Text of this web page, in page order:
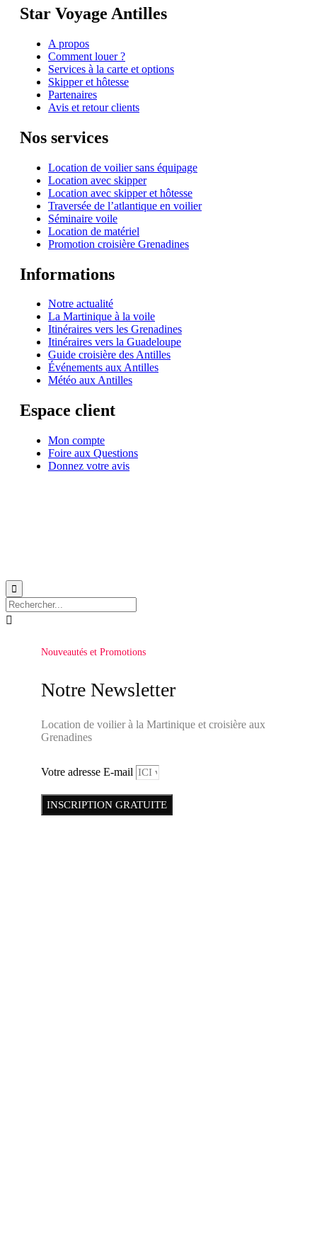
Star Voyage Antilles
A propos
Comment louer ?
Services à la carte et options
Skipper et hôtesse
Partenaires
Avis et retour clients
Nos services
Location de voilier sans équipage
Location avec skipper
Location avec skipper et hôtesse
Traversée de l’atlantique en voilier
Séminaire voile
Location de matériel
Promotion croisière Grenadines
Informations
Notre actualité
La Martinique à la voile
Itinéraires vers les Grenadines
Itinéraires vers la Guadeloupe
Guide croisière des Antilles
Événements aux Antilles
Météo aux Antilles
Espace client
Mon compte
Foire aux Questions
Donnez votre avis


Nouveautés et Promotions
Notre Newsletter
Location de voilier à la Martinique et croisière aux
Grenadines
Votre adresse E-mail
INSCRIPTION GRATUITE